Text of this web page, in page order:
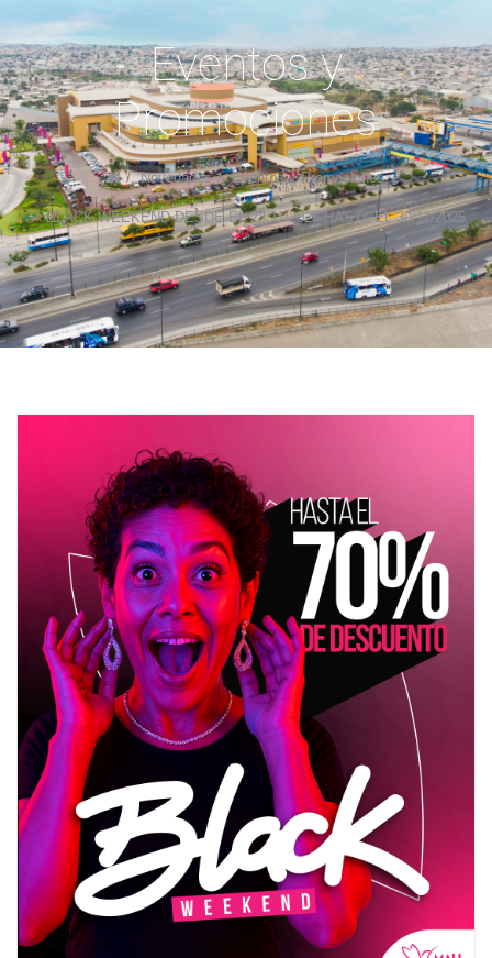
Eventos y
Promociones
Novedades Eventos y Promociones
BLACK WEEKEND DESDE EL 28/11/2025 HASTA EL 30/11/2025